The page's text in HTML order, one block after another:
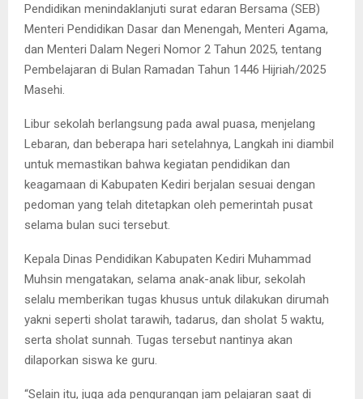
Pendidikan menindaklanjuti surat edaran Bersama (SEB)
Menteri Pendidikan Dasar dan Menengah, Menteri Agama,
dan Menteri Dalam Negeri Nomor 2 Tahun 2025, tentang
Pembelajaran di Bulan Ramadan Tahun 1446 Hijriah/2025
Masehi.
Libur sekolah berlangsung pada awal puasa, menjelang
Lebaran, dan beberapa hari setelahnya, Langkah ini diambil
untuk memastikan bahwa kegiatan pendidikan dan
keagamaan di Kabupaten Kediri berjalan sesuai dengan
pedoman yang telah ditetapkan oleh pemerintah pusat
selama bulan suci tersebut.
Kepala Dinas Pendidikan Kabupaten Kediri Muhammad
Muhsin mengatakan, selama anak-anak libur, sekolah
selalu memberikan tugas khusus untuk dilakukan dirumah
yakni seperti sholat tarawih, tadarus, dan sholat 5 waktu,
serta sholat sunnah. Tugas tersebut nantinya akan
dilaporkan siswa ke guru.
“Selain itu, juga ada pengurangan jam pelajaran saat di